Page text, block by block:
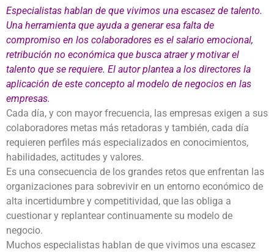
Especialistas hablan de que vivimos una escasez de talento.
Una herramienta que ayuda a generar esa falta de
compromiso en los colaboradores es el salario emocional,
retribución no económica que busca atraer y motivar el
talento que se requiere. El autor plantea a los directores la
aplicación de este concepto al modelo de negocios en las
empresas.
Cada día, y con mayor frecuencia, las empresas exigen a sus
colaboradores metas más retadoras y también, cada día
requieren perfiles más especializados en conocimientos,
habilidades, actitudes y valores.
Es una consecuencia de los grandes retos que enfrentan las
organizaciones para sobrevivir en un entorno económico de
alta incertidumbre y competitividad, que las obliga a
cuestionar y replantear continuamente su modelo de
negocio.
Muchos especialistas hablan de que vivimos una escasez